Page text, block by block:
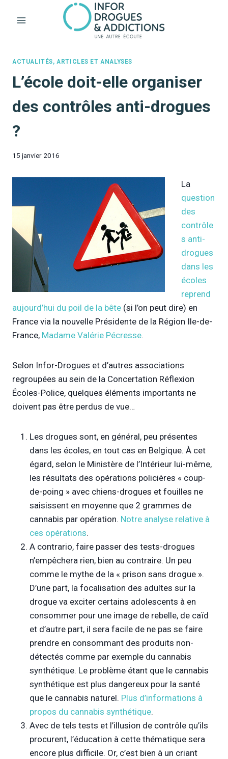
ACTUALITÉS, ARTICLES ET ANALYSES
L’école doit-elle organiser
des contrôles anti-drogues
?
15 janvier 2016
La
question
des
contrôle
s anti-
drogues
dans les
écoles
reprend
aujourd’hui du poil de la bête (si l’on peut dire) en
France via la nouvelle Présidente de la Région Ile-de-
France, Madame Valérie Pécresse.
Selon Infor-Drogues et d’autres associations
regroupées au sein de la Concertation Réflexion
Écoles-Police, quelques éléments importants ne
doivent pas être perdus de vue…
Les drogues sont, en général, peu présentes
dans les écoles, en tout cas en Belgique. À cet
égard, selon le Ministère de l’Intérieur lui-même,
les résultats des opérations policières « coup-
de-poing » avec chiens-drogues et fouilles ne
saisissent en moyenne que 2 grammes de
cannabis par opération. Notre analyse relative à
ces opérations.
A contrario, faire passer des tests-drogues
n’empêchera rien, bien au contraire. Un peu
comme le mythe de la « prison sans drogue ».
D’une part, la focalisation des adultes sur la
drogue va exciter certains adolescents à en
consommer pour une image de rebelle, de caïd
et d’autre part, il sera facile de ne pas se faire
prendre en consommant des produits non-
détectés comme par exemple du cannabis
synthétique. Le problème étant que le cannabis
synthétique est plus dangereux pour la santé
que le cannabis naturel. Plus d’informations à
propos du cannabis synthétique.
Avec de tels tests et l’illusion de contrôle qu’ils
procurent, l’éducation à cette thématique sera
encore plus difficile. Or, c’est bien à un criant